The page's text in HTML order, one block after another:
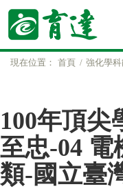
現在位置： 首頁 強化學科
100年頂尖
至忠-04
類-國立臺